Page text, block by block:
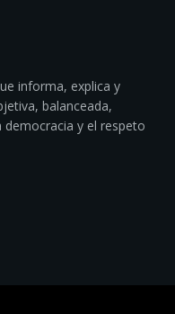
informa, explica y
balanceada,
y el respeto